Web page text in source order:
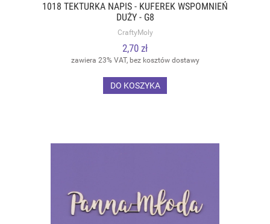
1018 TEKTURKA NAPIS - KUFEREK WSPOMNIEŃ
DUŻY - G8
CraftyMoly
2,70 zł
zawiera 23% VAT, bez kosztów dostawy
DO KOSZYKA